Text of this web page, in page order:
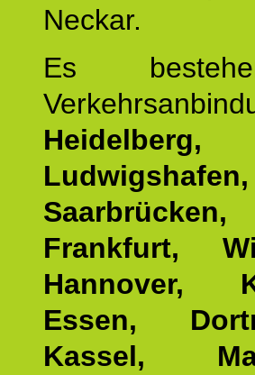
Neckar.
Es
Frankfurt,
Hannover,
Essen,
Kassel,